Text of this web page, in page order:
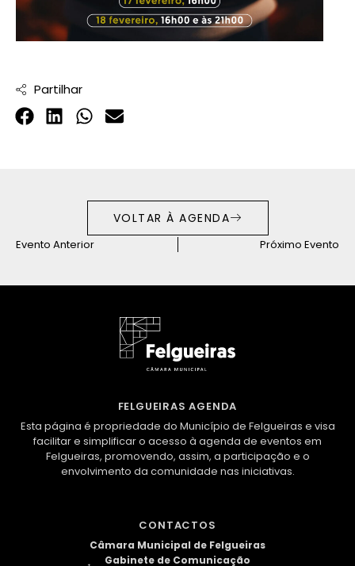
Partilhar
VOLTAR À AGENDA
Evento Anterior Próximo Evento
FELGUEIRAS AGENDA
Esta página é propriedade do Município de Felgueiras e visa
facilitar e simplificar o acesso à agenda de eventos em
Felgueiras, promovendo, assim, a participação e o
envolvimento da comunidade nas iniciativas.
CONTACTOS
Câmara Municipal de Felgueiras
Gabinete de Comunicação